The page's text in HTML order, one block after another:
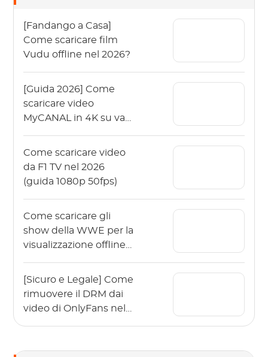
[Fandango a Casa]
Come scaricare film
Vudu offline nel 2026?
[Guida 2026] Come
scaricare video
MyCANAL in 4K su vari
Come scaricare video
da F1 TV nel 2026
(guida 1080p 50fps)
Come scaricare gli
show della WWE per la
visualizzazione offline
[Sicuro e Legale] Come
rimuovere il DRM dai
video di OnlyFans nel